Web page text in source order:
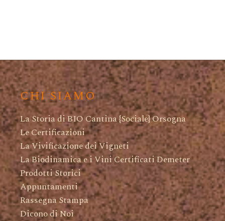
CHI SIAMO
La Storia di BIO Cantina {Sociale} Orsogna
Le Certificazioni
La Vivificazione dei Vigneti
La Biodinamica e i Vini Certificati Demeter
Prodotti Storici
Appuntamenti
Rassegna Stampa
Dicono di Noi